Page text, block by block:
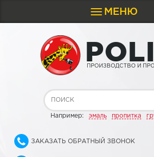
Toggle
navigation
МЕНЮ
POLI
ПРОИЗВОДСТВО И
Например: эмаль пропитка
ЗАКАЗАТЬ ОБРАТНЫЙ ЗВОНОК